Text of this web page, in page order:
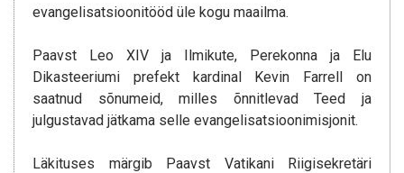
evangelisatsioonitööd üle kogu maailma.
Paavst Leo XIV ja Ilmikute, Perekonna ja Elu
Dikasteeriumi prefekt kardinal Kevin Farrell on
saatnud sõnumeid, milles õnnitlevad Teed ja
julgustavad jätkama selle evangelisatsioonimisjonit.
Läkituses märgib Paavst Vatikani Riigisekretäri